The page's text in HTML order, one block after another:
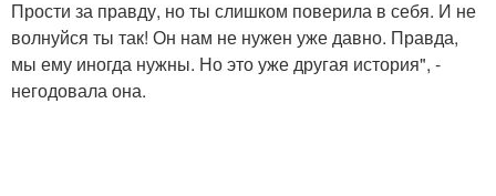
Прости за правду, но ты слишком поверила в себя. И не
волнуйся ты так! Он нам не нужен уже давно. Правда,
мы ему иногда нужны. Но это уже другая история", -
негодовала она.